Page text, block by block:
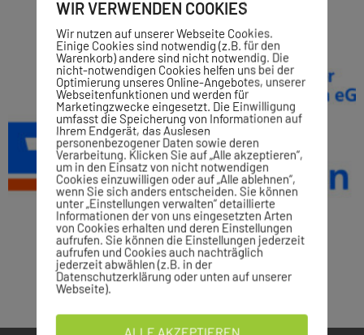
WIR VERWENDEN COOKIES
Wir nutzen auf unserer Webseite Cookies.
Einige Cookies sind notwendig (z.B. für den
Warenkorb) andere sind nicht notwendig. Die
nicht-notwendigen Cookies helfen uns bei der
Optimierung unseres Online-Angebotes, unserer
Webseitenfunktionen und werden für
Marketingzwecke eingesetzt. Die Einwilligung
umfasst die Speicherung von Informationen auf
Ihrem Endgerät, das Auslesen
personenbezogener Daten sowie deren
Verarbeitung. Klicken Sie auf „Alle akzeptieren“,
um in den Einsatz von nicht notwendigen
Cookies einzuwilligen oder auf „Alle ablehnen“,
wenn Sie sich anders entscheiden. Sie können
unter „Einstellungen verwalten“ detaillierte
Informationen der von uns eingesetzten Arten
von Cookies erhalten und deren Einstellungen
aufrufen. Sie können die Einstellungen jederzeit
aufrufen und Cookies auch nachträglich
jederzeit abwählen (z.B. in der
Datenschutzerklärung oder unten auf unserer
Webseite).
ALLE AKZEPTIEREN